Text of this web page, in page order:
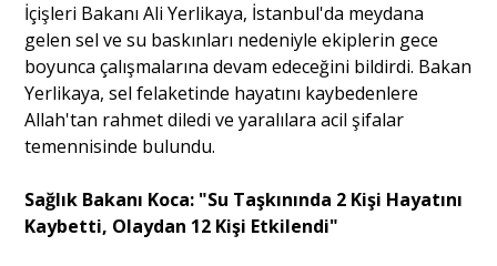
İçişleri Bakanı Ali Yerlikaya, İstanbul'da meydana
gelen sel ve su baskınları nedeniyle ekiplerin gece
boyunca çalışmalarına devam edeceğini bildirdi. Bakan
Yerlikaya, sel felaketinde hayatını kaybedenlere
Allah'tan rahmet diledi ve yaralılara acil şifalar
temennisinde bulundu.
Sağlık Bakanı Koca: "Su Taşkınında 2 Kişi Hayatını
Kaybetti, Olaydan 12 Kişi Etkilendi"